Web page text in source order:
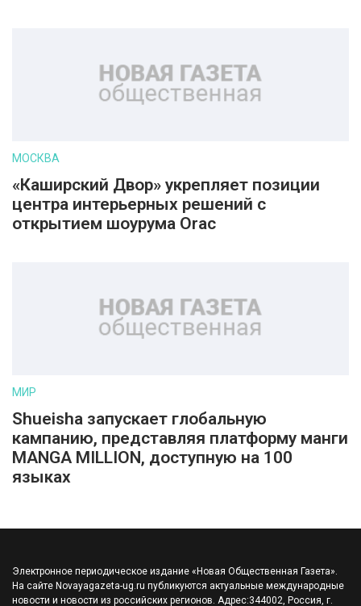
МОСКВА
«Каширский Двор» укрепляет позиции
центра интерьерных решений с
открытием шоурума Orac
МИР
Shueisha запускает глобальную
кампанию, представляя платформу манги
MANGA MILLION, доступную на 100
языках
Электронное периодическое издание «Новая Общественная Газета».
На сайте Novayagazeta-ug.ru публикуются актуальные международные
новости и новости из российских регионов. Адрес:344002, Россия, г.